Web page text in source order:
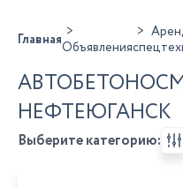
ГлавнаяОбъявления
НЕФТЕЮГАНСК
Выберите категорию: